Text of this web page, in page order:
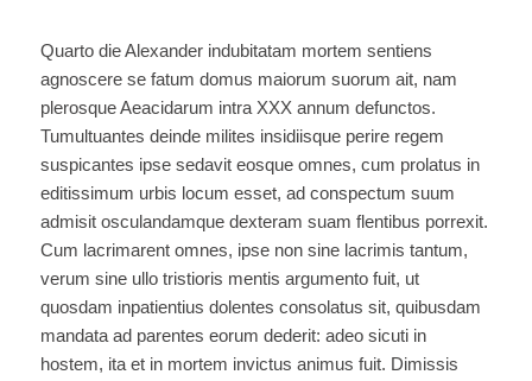
Quarto die Alexander indubitatam mortem sentiens
agnoscere se fatum domus maiorum suorum ait, nam
plerosque Aeacidarum intra XXX annum defunctos.
Tumultuantes deinde milites insidiisque perire regem
suspicantes ipse sedavit eosque omnes, cum prolatus in
editissimum urbis locum esset, ad conspectum suum
admisit osculandamque dexteram suam flentibus porrexit.
Cum lacrimarent omnes, ipse non sine lacrimis tantum,
verum sine ullo tristioris mentis argumento fuit, ut
quosdam inpatientius dolentes consolatus sit, quibusdam
mandata ad parentes eorum dederit: adeo sicuti in
hostem, ita et in mortem invictus animus fuit. Dimissis